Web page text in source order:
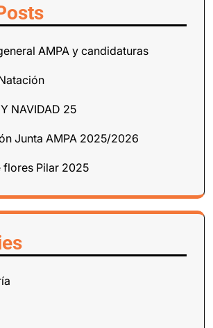
AMPA y candidaturas
NAVIDAD 25
Junta AMPA 2025/2026
flores Pilar 2025